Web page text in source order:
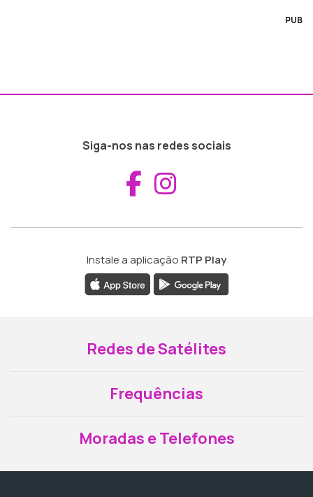
PUB
Siga-nos nas redes sociais
Aceder ao
Instale a aplicação RTP Play
Redes de Satélites
Frequências
Moradas e Telefones